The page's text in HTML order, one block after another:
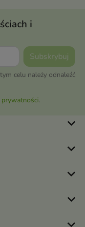
i
celu należy odnaleźć
.
keyboard_arrow_down
keyboard_arrow_down
keyboard_arrow_down
keyboard_arrow_down